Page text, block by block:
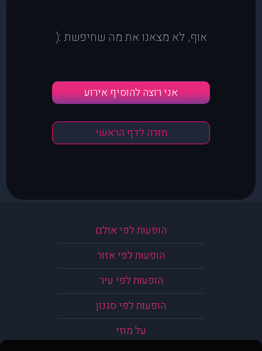
אוף, לא מצאנו את מה שחיפשת :(
אני רוצה להוסיף אירוע
חזרה לדף הראשי
הופעות לפי אולם
הופעות לפי אזור
הופעות לפי עיר
הופעות לפי סגנון
על מוזי